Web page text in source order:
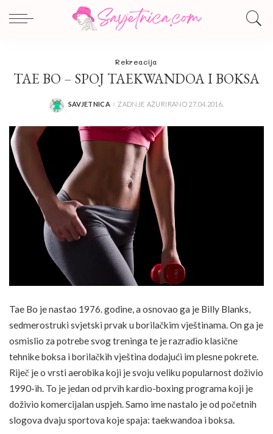
Rekreacija
TAE BO – SPOJ TAEKWANDOA I BOKSA
POSTED
SAVJETNICA ZADNJE AŽURIRANO 27.04.2016.
Tae Bo je nastao 1976. godine, a osnovao ga je Billy Blanks,
sedmerostruki svjetski prvak u borilačkim vještinama. On ga je
osmislio za potrebe svog treninga te je razradio klasične
tehnike boksa i borilačkih vještina dodajući im plesne pokrete.
Riječ je o vrsti aerobika koji je svoju veliku popularnost doživio
1990-ih. To je jedan od prvih kardio-boxing programa koji je
doživio komercijalan uspjeh. Samo ime nastalo je od početnih
slogova dvaju sportova koje spaja: taekwandoa i boksa.